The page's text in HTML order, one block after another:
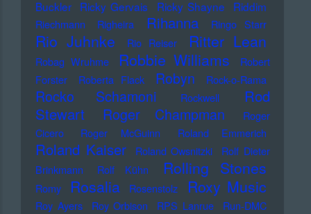
Buckler
Ricky Gervais Ricky Shayne Riddim
Riechmann Righeira Rihanna Ringo Starr
Rio Juhnke Rio Reiser Ritter Lean
Robag Wruhme Robbie Williams
Robert
Forster
Roberta Flack Robyn Rock-o-Rama
Rocko Schamoni Rockwell
Rod
Stewart
Roger Champman
Roger
Cicero
Roger McGuinn Roland Emmerich
Roland Kaiser Roland Owsnitzki
Rolf Dieter
Brinkmann
Rolf Kühn Rolling Stones
Romy Rosalia Rosenstolz Roxy Music
Roy Ayers Roy Orbison RPS Lanrue
Run-DMC